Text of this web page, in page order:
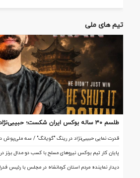
تیم های ملی
طلسم ۳۰ ساله بوکس ایران شکست؛
قدرت نمایی حبیبی‌نژاد در رینگ "گویانگ" / سه ملی‌پوش در آستانه تاریخ‌سازی
پایان کار تیم بوکس نیروهای مسلح با کسب دو مدال برنز
دیدار نماینده مردم استان کرمانشاه در مجلس با رئیس